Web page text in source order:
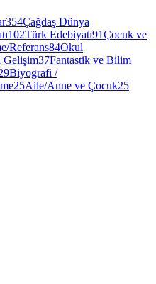
354Çağdaş Dünya
102Türk Edebiyatı91Çocuk ve
Referans84Okul
Gelişim37Fantastik ve Bilim
Biyografi /
25Aile/Anne ve Çocuk25